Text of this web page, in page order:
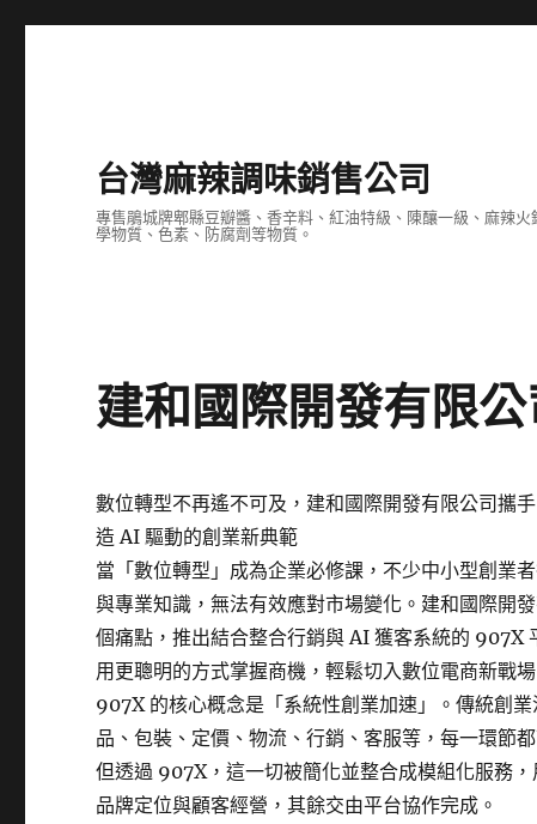
台灣麻辣調味銷售公司
專售鵑城牌郫縣豆瓣醬、香辛料、紅油特級、陳釀一級、麻辣
學物質、色素、防腐劑等物質。
建和國際開發有限公
數位轉型不再遙不可及，建和國際開發有限公司攜
造 AI 驅動的創業新典範
當「數位轉型」成為企業必修課，不少中小型創業
與專業知識，無法有效應對市場變化。建和國際開
個痛點，推出結合整合行銷與 AI 獲客系統的 907X
用更聰明的方式掌握商機，輕鬆切入數位電商新戰場
907X 的核心概念是「系統性創業加速」。傳統創
品、包裝、定價、物流、行銷、客服等，每一環節
但透過 907X，這一切被簡化並整合成模組化服務
品牌定位與顧客經營，其餘交由平台協作完成。